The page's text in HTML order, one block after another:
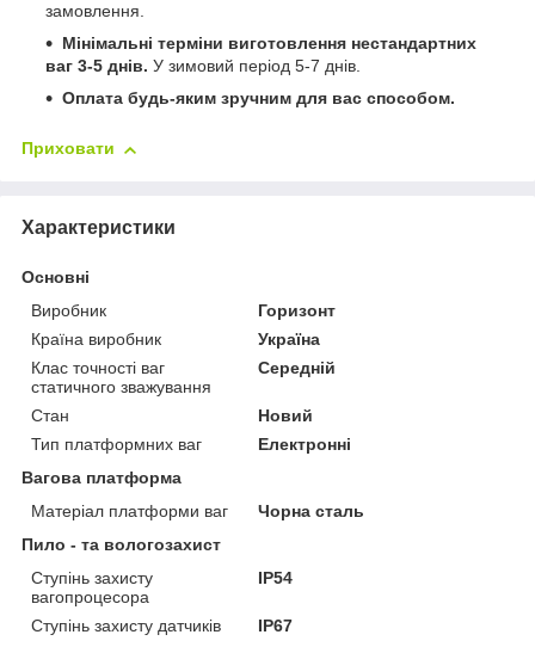
замовлення.
Мінімальні терміни виготовлення нестандартних
ваг 3-5 днів. У зимовий період 5-7 днів.
Оплата будь-яким зручним для вас способом.
Приховати
Характеристики
Основні
Виробник
Горизонт
Країна виробник
Україна
Клас точності ваг
статичного зважування
Середній
Стан
Новий
Тип платформних ваг
Електронні
Вагова платформа
Матеріал платформи ваг
Чорна сталь
Пило - та вологозахист
Ступінь захисту
вагопроцесора
IP54
Ступінь захисту датчиків
IP67